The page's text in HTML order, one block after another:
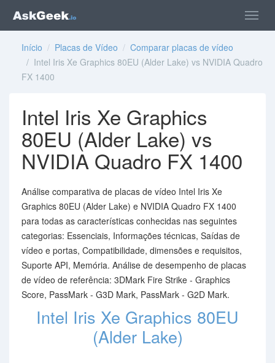
Início / Placas de Vídeo / Comparar placas de vídeo
/ Intel Iris Xe Graphics 80EU (Alder Lake) vs NVIDIA Quadro
FX 1400
Intel Iris Xe Graphics
80EU (Alder Lake) vs
NVIDIA Quadro FX 1400
Análise comparativa de placas de vídeo Intel Iris Xe
Graphics 80EU (Alder Lake) e NVIDIA Quadro FX 1400
para todas as características conhecidas nas seguintes
categorias: Essenciais, Informações técnicas, Saídas de
vídeo e portas, Compatibilidade, dimensões e requisitos,
Suporte API, Memória. Análise de desempenho de placas
de vídeo de referência: 3DMark Fire Strike - Graphics
Score, PassMark - G3D Mark, PassMark - G2D Mark.
Intel Iris Xe Graphics 80EU
(Alder Lake)